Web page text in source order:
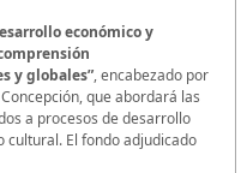
económico y
y globales”, encabezado por
que abordará las
a procesos de desarrollo
El fondo adjudicado